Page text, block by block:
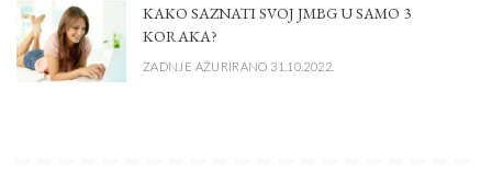
KAKO SAZNATI SVOJ JMBG U SAMO 3
KORAKA?
ZADNJE AŽURIRANO 31.10.2022.